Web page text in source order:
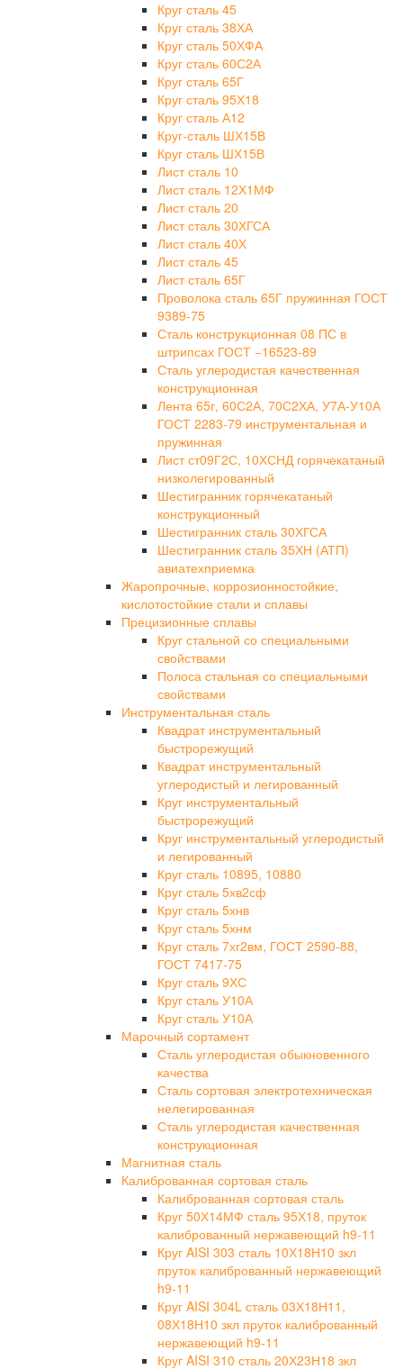
Круг сталь 45
Круг сталь 38ХА
Круг сталь 50ХФА
Круг сталь 60С2А
Круг сталь 65Г
Круг сталь 95Х18
Круг сталь А12
Круг-сталь ШХ15В
Круг сталь ШХ15В
Лист сталь 10
Лист сталь 12Х1МФ
Лист сталь 20
Лист сталь 30ХГСА
Лист сталь 40Х
Лист сталь 45
Лист сталь 65Г
Проволока сталь 65Г пружинная ГОСТ
9389-75
Сталь конструкционная 08 ПС в
штрипсах ГОСТ −16523-89
Сталь углеродистая качественная
конструкционная
Лента 65г, 60С2А, 70С2ХА, У7А-У10А
ГОСТ 2283-79 инструментальная и
пружинная
Лист ст09Г2С, 10ХСНД горячекатаный
низколегированный
Шестигранник горячекатаный
конструкционный
Шестигранник сталь 30ХГСА
Шестигранник сталь 35ХН (АТП)
авиатехприемка
Жаропрочные, коррозионностойкие,
кислотостойкие стали и сплавы
Прецизионные сплавы
Круг стальной со специальными
свойствами
Полоса стальная со специальными
свойствами
Инструментальная сталь
Квадрат инструментальный
быстрорежущий
Квадрат инструментальный
углеродистый и легированный
Круг инструментальный
быстрорежущий
Круг инструментальный углеродистый
и легированный
Круг сталь 10895, 10880
Круг сталь 5хв2сф
Круг сталь 5хнв
Круг сталь 5хнм
Круг сталь 7хг2вм, ГОСТ 2590-88,
ГОСТ 7417-75
Круг сталь 9ХС
Круг сталь У10А
Круг сталь У10А
Марочный сортамент
Сталь углеродистая обыкновенного
качества
Сталь сортовая электротехническая
нелегированная
Сталь углеродистая качественная
конструкционная
Магнитная сталь
Калиброванная сортовая сталь
Калиброванная сортовая сталь
Круг 50Х14МФ сталь 95Х18, пруток
калиброванный нержавеющий h9-11
Круг AISI 303 сталь 10Х18Н10 зкл
пруток калиброванный нержавеющий
h9-11
Круг AISI 304L сталь 03Х18Н11,
08Х18Н10 зкл пруток калиброванный
нержавеющий h9-11
Круг AISI 310 сталь 20Х23Н18 зкл